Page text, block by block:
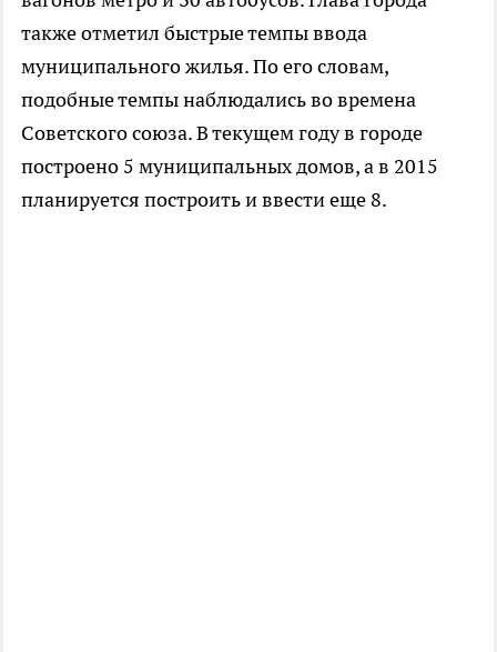
также отметил быстрые темпы ввода
муниципального жилья. По его словам,
подобные темпы наблюдались во времена
Советского союза. В текущем году в городе
построено 5 муниципальных домов, а в 2015
планируется построить и ввести еще 8.